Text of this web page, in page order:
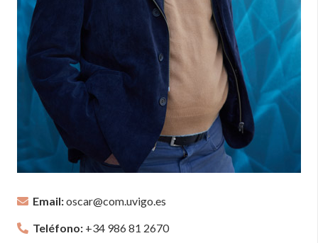
Email:oscar@com.uvigo.es
Teléfono: +34 986 81 2670